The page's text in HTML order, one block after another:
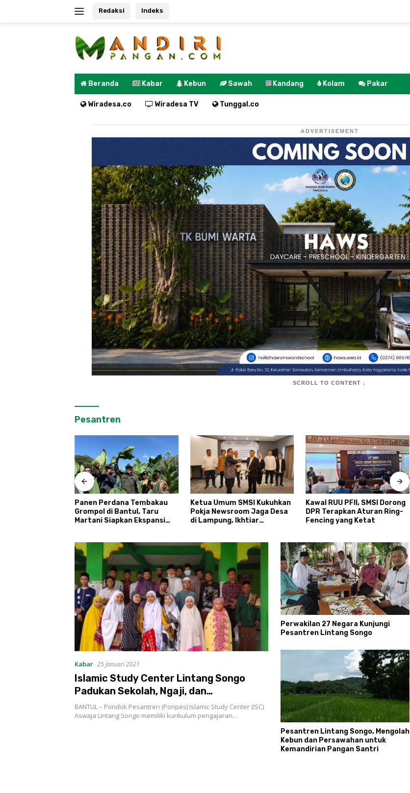
Redaksi Indeks
Beranda Kabar Kebun Sawah Kandang Kolam Pakar
Wiradesa.co Wiradesa TV Tunggal.co
ADVERTISEMENT
SCROLL TO CONTENT ↓
Pesantren
Panen Perdana Tembakau
Grompol di Bantul, Taru
Martani Siapkan Ekspansi
Ketua Umum SMSI Kukuhkan
Pokja Newsroom Jaga Desa
di Lampung, Ikhtiar
Kawal RUU PFII, SMSI Dorong
DPR Terapkan Aturan Ring-
Fencing yang Ketat
Kabar 25 Januari 2021
Islamic Study Center Lintang Songo
Padukan Sekolah, Ngaji, dan
Keterampilan
BANTUL – Pondok Pesantren (Ponpes) Islamic Study Center (ISC)
Aswaja Lintang Songo memiliki kurikulum pengajaran…
Perwakilan 27 Negara Kunjungi
Pesantren Lintang Songo
Pesantren Lintang Songo, Mengolah
Kebun dan Persawahan untuk
Kemandirian Pangan Santri